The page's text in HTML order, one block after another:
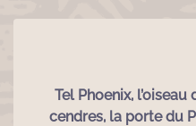
Tel Phoenix,
cendres, la porte du